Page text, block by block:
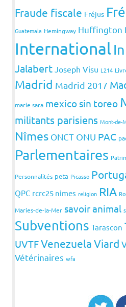
Fraude fiscale Fréjus
Guatemala Hemingway Huffington
International
Jalabert Joseph Visu L214
Madrid Madrid 2017
marie sara mexico sin toreo
militants parisiens Mont-de-
Nîmes ONCT ONU PAC
Parlementaires
Personnalités peta Picasso
QPC rcrc25 nimes religion RIA
Maries-de-la-Mer savoir animal
Subventions Tarascon
UVTFVenezuelaViard
Vétérinaires wfa